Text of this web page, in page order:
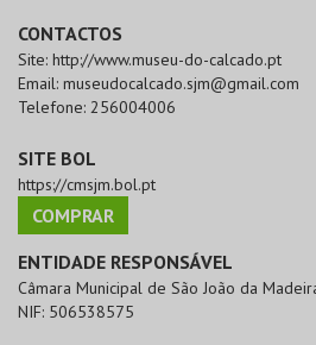
CONTACTOS
Site: http://www.museu-do-calcado.pt
Email: museudocalcado.sjm@gmail.com
Telefone: 256004006
SITE BOL
https://cmsjm.bol.pt
COMPRAR
ENTIDADE RESPONSÁVEL
Câmara Municipal de São João da
NIF: 506538575